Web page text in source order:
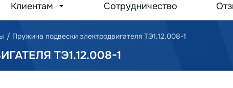
Клиентам Сотрудничество
/ Пружина подвески электродвигателя ТЭ1.12.008-1
ТЭ1.12.008-1